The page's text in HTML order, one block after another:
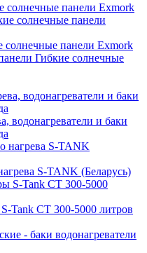
солнечные панели Exmork
солнечные панели Exmork
Гибкие солнечные
водонагреватели и баки
S-TANK (Беларусь)
Tank СТ 300-5000 литров